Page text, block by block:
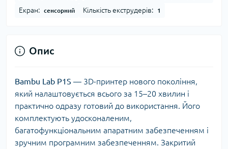
Екран: сенсорний Кількість екструдерів: 1
Опис
Bambu Lab P1S — 3D-принтер нового покоління,
який налаштовується всього за 15–20 хвилин і
практично одразу готовий до використання. Його
комплектують удосконаленим,
багатофункціональним апаратним забезпеченням і
зручним програмним забезпеченням. Закритий